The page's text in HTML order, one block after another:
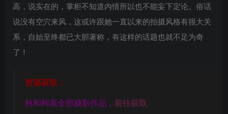
高，说实在的，掌柜不知道内情所以也不能妄下定论。俗话
说没有空穴来风，这或许跟她一直以来的拍摄风格有很大关
系，自始至终都已大胆著称，有这样的话题也就不足为奇
了！
资源获取：
秋和柯基全部摄影作品， 前往获取